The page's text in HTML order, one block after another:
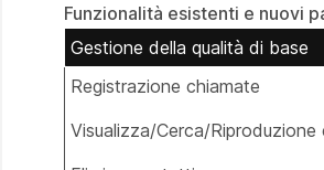
Funzionalità esistenti e nuovi
Gestione della qualità di base
Registrazione chiamate
Visualizza/Cerca/